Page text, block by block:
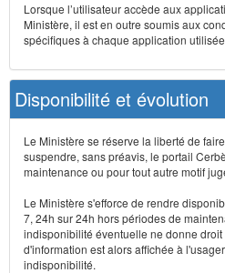
Lorsque l’utilisateur accède aux
Ministère, il est en outre soumis aux
spécifiques à chaque application
Disponibilité et évolution
Le Ministère se réserve la liberté de
suspendre, sans préavis, le portail
maintenance ou pour tout autre motif
Le Ministère s'efforce de rendre
7, 24h sur 24h hors périodes de
indisponibilité éventuelle ne donne
d'information est alors affichée à
indisponibilité.